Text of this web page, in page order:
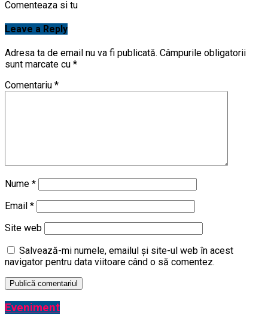
Comenteaza si tu
Leave a Reply
Adresa ta de email nu va fi publicată. Câmpurile obligatorii
sunt marcate cu *
Comentariu *
Nume *
Email *
Site web
Salvează-mi numele, emailul și site-ul web în acest
navigator pentru data viitoare când o să comentez.
Eveniment